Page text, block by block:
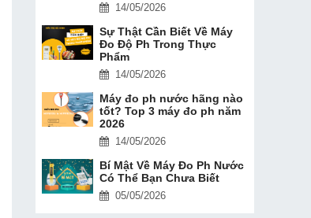
14/05/2026
Sự Thật Cần Biết Về Máy
Đo Độ Ph Trong Thực
Phẩm
14/05/2026
Máy đo ph nước hãng nào
tốt? Top 3 máy đo ph năm
2026
14/05/2026
Bí Mật Về Máy Đo Ph Nước
Có Thể Bạn Chưa Biết
05/05/2026